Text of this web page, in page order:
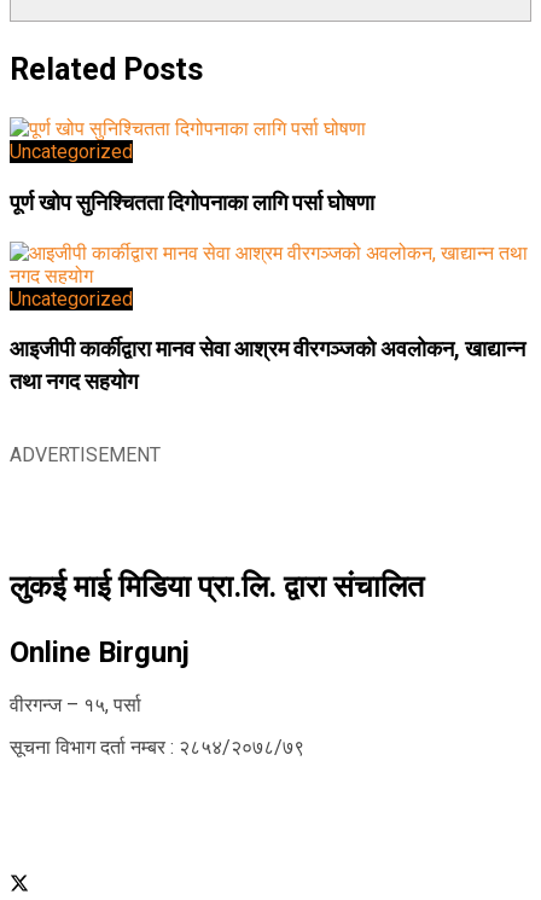
Related Posts
Uncategorized
पूर्ण खोप सुनिश्चितता दिगोपनाका लागि पर्सा घोषणा
Uncategorized
आइजीपी कार्कीद्वारा मानव सेवा आश्रम वीरगञ्जको अवलोकन, खाद्यान्न
तथा नगद सहयोग
ADVERTISEMENT
लुकई माई मिडिया प्रा.लि. द्वारा संचालित
Online Birgunj
वीरगन्ज – १५, पर्सा
सूचना विभाग दर्ता नम्बर : २८५४/२०७८/७९